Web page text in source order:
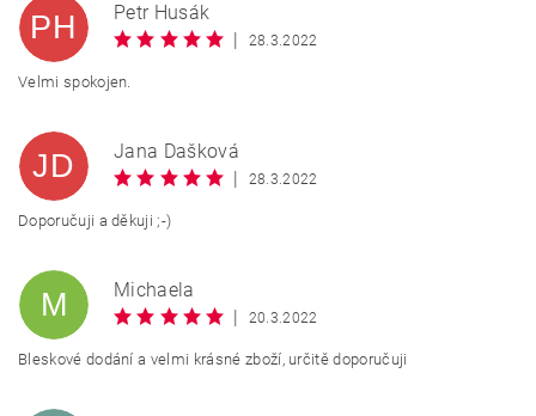
PH
Petr Husák
|
28.3.2022
Velmi spokojen.
JD
Jana Dašková
|
28.3.2022
Doporučuji a děkuji ;-)
M
Michaela
|
20.3.2022
Bleskové dodání a velmi krásné zboží, určitě doporučuji